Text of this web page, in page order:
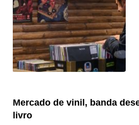
Mercado de vinil, banda
livro